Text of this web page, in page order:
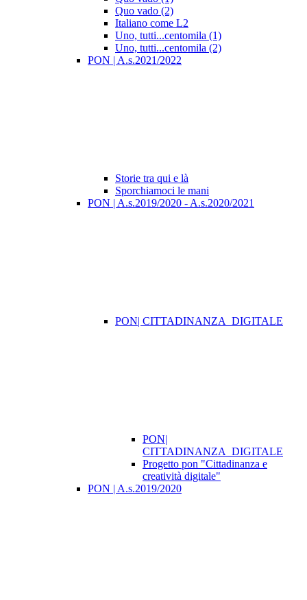
Quo vado (2)
Italiano come L2
Uno, tutti...centomila (1)
Uno, tutti...centomila (2)
PON | A.s.2021/2022
Storie tra qui e là
Sporchiamoci le mani
PON | A.s.2019/2020 - A.s.2020/2021
PON| CITTADINANZA_DIGITALE
PON|
CITTADINANZA_DIGITALE
Progetto pon "Cittadinanza e
creatività digitale"
PON | A.s.2019/2020